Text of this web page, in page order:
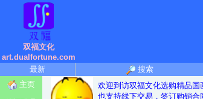
双福文化
art.dualfortune.com
最新
搜索
主页
欢迎到访双福文化选购精品
也支持线下交易，签订购销